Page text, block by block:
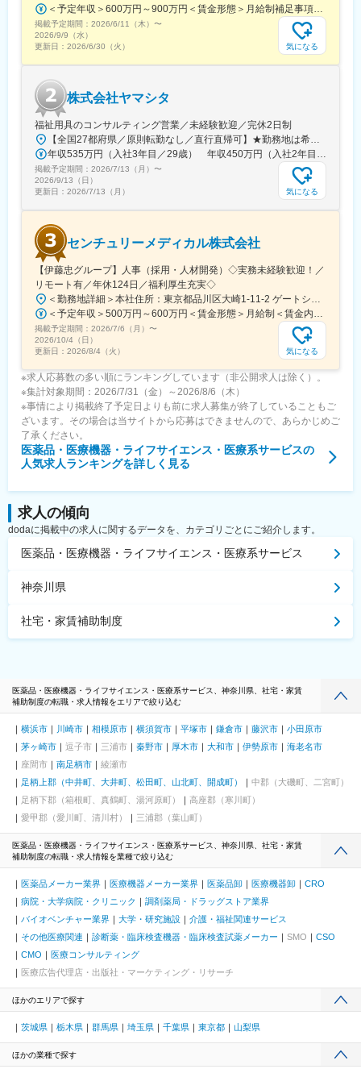
・研究開発側のCMCとして、原薬グループ8名、製剤グループ10
名、分析グループ14名
■同社について
器疾患領域事業と、アミノ酸をコアとする味の素グループの消化
器事業が統合し、2016年4月に設立された消化器のスペシャリテ
ィ・ファーマです
変更の範囲：会社の定める業務
＜予定年収＞600万円～900万円＜賃金形態＞月給制補足事項なし＜賃金内訳＞月額（基本給）：300,000円～500,000円＜月給＞300,000円～500,000円＜昇給有無＞有＜残業手当＞有賃金はあくまでも目安の金額であり、選考を通じて上下する可能性があります。月給(月額)は固定手当を含めた表記です。
掲載予定期間： 2026/6/11（木） 〜
2026/9/9（水）
更新日： 2026/6/30（火） 気になる
株式会社ヤマシタ
福祉用具のコンサルティング営業／未経験歓迎／完休2日制
【全国27都府県／原則転勤なし／直行直帰可】★勤務地は希望を考慮★拠点により車通勤OK※充足状況により、ご希望の勤務地での募集が終了している場合があります。※転居を伴う転勤の有無は、半年ごとに希望を伺い、選択いただけます。■東北■・宮城県（仙台市）■関東■・東京都（東京23区など）・神奈川県（横浜市など）・埼玉県（さいたま市など）・千葉県（千葉市など）・茨城県（水戸市）・栃木県（宇都宮市／足利市）・群馬県（前橋市）■東海■・愛知県（名古屋市／豊田市／豊橋市／小牧市）・静岡県（静岡市／浜松市／沼津市／焼津市／富士市）・岐阜県（岐阜市）・三重県（四日市市）■信越・北陸■・長野県（長野市）・山梨県（甲府市）・石川県（金沢市）・富山県（富山市）・福井県（福井市）■関西■・大阪府・兵庫県（神戸市／尼崎市／姫路市）・京都府（京都市）・奈良県（奈良市／天理市）・滋賀県（大津市／彦根市）・和歌山県（和歌山市／田辺市）■中国■・広島県（広島市）・岡山県（岡山市）■四国■・香川県（高松市）■九州■・福岡県（福岡市）
年収535万円（入社3年目／29歳） 年収450万円（入社2年目／26歳）
掲載予定期間： 2026/7/13（月） 〜
2026/9/13（日）
更新日： 2026/7/13（月） 気になる
センチュリーメディカル株式会社
【伊藤忠グループ】人事（採用・人材開発）◇実務未経験歓迎！／
リモート有／年休124日／福利厚生充実◇
＜勤務地詳細＞本社住所：東京都品川区大崎1-11-2 ゲートシティ大崎イーストタワー22Ｆ勤務地最寄駅：JR山手線／大崎駅受動喫煙対策：屋内全面禁煙変更の範囲：会社の定める事業所（リモートワーク含む）
＜予定年収＞500万円～600万円＜賃金形態＞月給制＜賃金内訳＞月額（基本給）：300,000円～350,000円＜月給＞300,000円～350,000円＜昇給有無＞有＜残業手当＞有＜給与補足＞上記年収は、あくまで目安であり、前職・経験を考慮し検討させて頂きます。■昇給：あり■賞与：あり※会社業績と個人業績に応じて算定されます。賃金はあくまでも目安の金額であり、選考を通じて上下する可能性があります。月給(月額)は固定手当を含めた表記です。
掲載予定期間： 2026/7/6（月） 〜
2026/10/4（日）
更新日： 2026/8/4（火） 気になる
※求人応募数の多い順にランキングしています（非公開求人は除く）。
※集計対象期間：2026/7/31（金）～2026/8/6（木）
※事情により掲載終了予定日よりも前に求人募集が終了していることもご
ざいます。その場合は当サイトから応募はできませんので、あらかじめご
了承ください。
医薬品・医療機器・ライフサイエンス・医療系サービスの
人気求人ランキングを詳しく見る
求人の傾向
dodaに掲載中の求人に関するデータを、カテゴリごとにご紹介します。
医薬品・医療機器・ライフサイエンス・医療系サービス
神奈川県
社宅・家賃補助制度
医薬品・医療機器・ライフサイエンス・医療系サービス、神奈川県、社宅・家賃
補助制度の転職・求人情報をエリアで絞り込む
横浜市 川崎市 相模原市 横須賀市 平塚市 鎌倉市 藤沢市
小田原市
茅ヶ崎市
逗子市 三浦市 秦野市 厚木市 大和市 伊勢原市
海老名市
座間市
南足柄市
綾瀬市
足柄上郡（中井町、大井町、松田町、山北町、開成町）
中郡（大磯町、二宮町）
足柄下郡（箱根町、真鶴町、湯河原町）
高座郡（寒川町）
愛甲郡（愛川町、清川村）
三浦郡（葉山町）
医薬品・医療機器・ライフサイエンス・医療系サービス、神奈川県、社宅・家賃
補助制度の転職・求人情報を業種で絞り込む
医薬品メーカー業界 医療機器メーカー業界 医薬品卸 医療機器卸
CRO
病院・大学病院・クリニック
調剤薬局・ドラッグストア業界
バイオベンチャー業界
大学・研究施設
介護・福祉関連サービス
その他医療関連
診断薬・臨床検査機器・臨床検査試薬メーカー SMO
CSO
CMO
医療コンサルティング
医療広告代理店・出版社・マーケティング・リサーチ
ほかのエリアで探す
茨城県 栃木県 群馬県 埼玉県 千葉県 東京都 山梨県
ほかの業種で探す